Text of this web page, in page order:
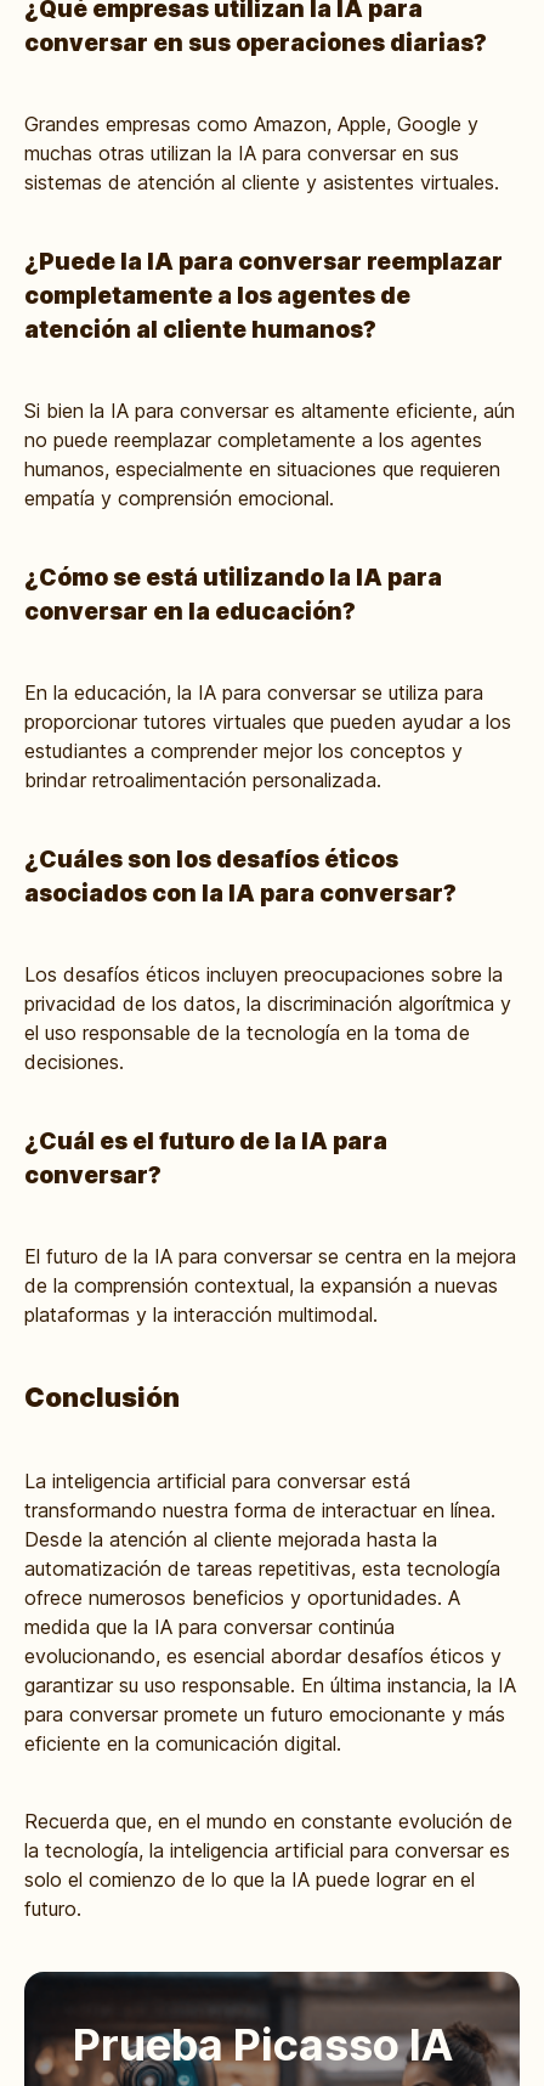
¿Qué empresas utilizan la IA para
conversar en sus operaciones diarias?
Grandes empresas como Amazon, Apple, Google y
muchas otras utilizan la IA para conversar en sus
sistemas de atención al cliente y asistentes virtuales.
¿Puede la IA para conversar reemplazar
completamente a los agentes de
atención al cliente humanos?
Si bien la IA para conversar es altamente eficiente, aún
no puede reemplazar completamente a los agentes
humanos, especialmente en situaciones que requieren
empatía y comprensión emocional.
¿Cómo se está utilizando la IA para
conversar en la educación?
En la educación, la IA para conversar se utiliza para
proporcionar tutores virtuales que pueden ayudar a los
estudiantes a comprender mejor los conceptos y
brindar retroalimentación personalizada.
¿Cuáles son los desafíos éticos
asociados con la IA para conversar?
Los desafíos éticos incluyen preocupaciones sobre la
privacidad de los datos, la discriminación algorítmica y
el uso responsable de la tecnología en la toma de
decisiones.
¿Cuál es el futuro de la IA para
conversar?
El futuro de la IA para conversar se centra en la mejora
de la comprensión contextual, la expansión a nuevas
plataformas y la interacción multimodal.
Conclusión
La inteligencia artificial para conversar está
transformando nuestra forma de interactuar en línea.
Desde la atención al cliente mejorada hasta la
automatización de tareas repetitivas, esta tecnología
ofrece numerosos beneficios y oportunidades. A
medida que la IA para conversar continúa
evolucionando, es esencial abordar desafíos éticos y
garantizar su uso responsable. En última instancia, la IA
para conversar promete un futuro emocionante y más
eficiente en la comunicación digital.
Recuerda que, en el mundo en constante evolución de
la tecnología, la inteligencia artificial para conversar es
solo el comienzo de lo que la IA puede lograr en el
futuro.
Prueba Picasso IA